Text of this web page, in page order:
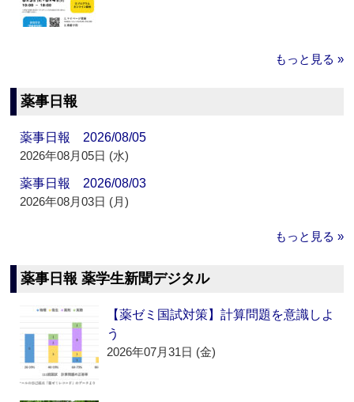
もっと見る »
薬事日報
薬事日報 2026/08/05
2026年08月05日 (水)
薬事日報 2026/08/03
2026年08月03日 (月)
もっと見る »
薬事日報 薬学生新聞デジタル
【薬ゼミ国試対策】計算問題を意識しよ
う
2026年07月31日 (金)